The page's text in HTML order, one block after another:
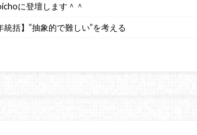
に登壇します＾＾
統括】”抽象的で難しい”を考える